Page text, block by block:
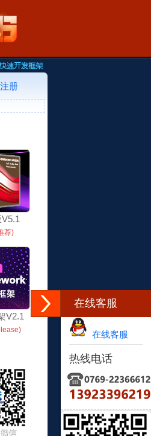
在线客服
在线客服
热线电话
注册
荐)
V2.1